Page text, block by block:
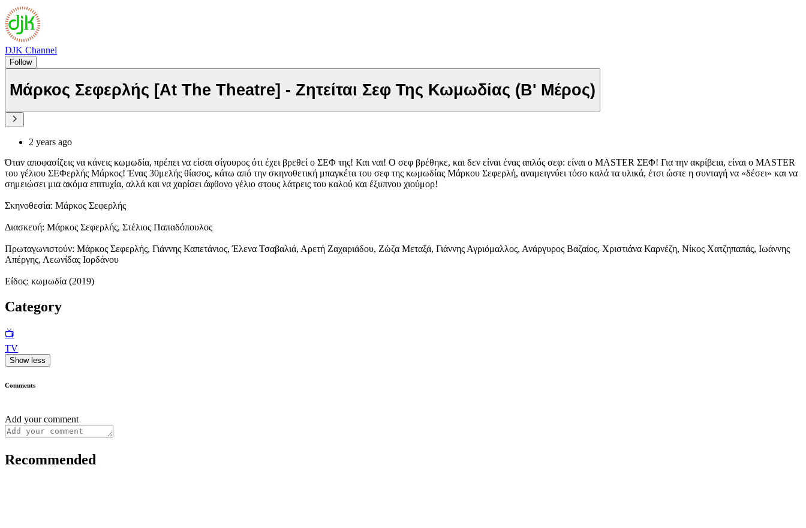
DJK Channel
Follow
Μάρκος Σεφερλής [At The Theatre] - Ζητείται Σεφ Της Κωμωδίας (Β' Μέρος)
2 years ago
Όταν αποφασίζεις να κάνεις κωμωδία, πρέπει να είσαι σίγουρος ότι έχει βρεθεί ο ΣΕΦ της! Και ναι! Ο σεφ βρέθηκε, και δεν είναι ένας απλός σεφ: είναι ο MASTER ΣΕΦ! Για την ακρίβεια, είναι ο MASTER
του γέλιου ΣΕΦερλής Μάρκος! Ένας 30μελής θίασος, κάτω από την σκηνοθετική μπαγκέτα του σεφ της κωμωδίας Μάρκου Σεφερλή, αναμειγνύει τόσο καλά τα υλικά, έτσι ώστε η συνταγή να «δέσει» και να
σημειώσει μια ακόμα επιτυχία, αλλά και να χαρίσει άφθονο γέλιο στους λάτρεις του καλού και έξυπνου χιούμορ!
Σκηνοθεσία: Μάρκος Σεφερλής
Διασκευή: Μάρκος Σεφερλής, Στέλιος Παπαδόπουλος
Πρωταγωνιστούν: Μάρκος Σεφερλής, Γιάννης Καπετάνιος, Έλενα Τσαβαλιά, Αρετή Ζαχαριάδου, Ζώζα Μεταξά, Γιάννης Αγριόμαλλος, Ανάργυρος Βαζαίος, Χριστιάνα Καρνέζη, Νίκος Χατζηπαπάς, Ιωάννης
Απέργης, Λεωνίδας Ιορδάνου
Είδος: κωμωδία (2019)
Category
📺
TV
Show less
Comments
Add your comment
Recommended